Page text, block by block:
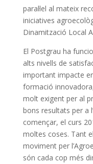
paral·lel al mateix
iniciatives
Dinamització Local
El Postgrau ha
alts nivells de
important impacte
formació
molt exigent per al
bons resultats per a
començar, el curs
moltes coses. Tant
moviment per
són cada cop més